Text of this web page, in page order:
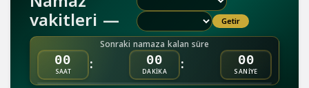
vakitleri — Getir
Sonraki namaza kalan süre
00
SAAT : 00
DAKİKA : 00
SANİYE